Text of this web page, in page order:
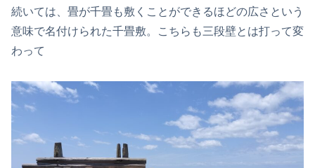
続いては、畳が千畳も敷くことができるほどの広さという
意味で名付けられた千畳敷。こちらも三段壁とは打って変
わって